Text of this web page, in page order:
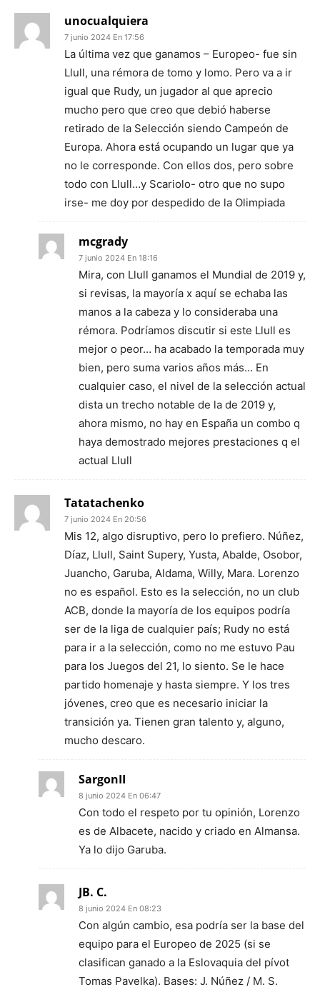
unocualquiera
7 junio 2024 En 17:56
La última vez que ganamos – Europeo- fue sin
Llull, una rémora de tomo y lomo. Pero va a ir
igual que Rudy, un jugador al que aprecio
mucho pero que creo que debió haberse
retirado de la Selección siendo Campeón de
Europa. Ahora está ocupando un lugar que ya
no le corresponde. Con ellos dos, pero sobre
todo con Llull…y Scariolo- otro que no supo
irse- me doy por despedido de la Olimpiada
mcgrady
7 junio 2024 En 18:16
Mira, con Llull ganamos el Mundial de 2019 y,
si revisas, la mayoría x aquí se echaba las
manos a la cabeza y lo consideraba una
rémora. Podríamos discutir si este Llull es
mejor o peor… ha acabado la temporada muy
bien, pero suma varios años más… En
cualquier caso, el nivel de la selección actual
dista un trecho notable de la de 2019 y,
ahora mismo, no hay en España un combo q
haya demostrado mejores prestaciones q el
actual Llull
Tatatachenko
7 junio 2024 En 20:56
Mis 12, algo disruptivo, pero lo prefiero. Núñez,
Díaz, Llull, Saint Supery, Yusta, Abalde, Osobor,
Juancho, Garuba, Aldama, Willy, Mara. Lorenzo
no es español. Esto es la selección, no un club
ACB, donde la mayoría de los equipos podría
ser de la liga de cualquier país; Rudy no está
para ir a la selección, como no me estuvo Pau
para los Juegos del 21, lo siento. Se le hace
partido homenaje y hasta siempre. Y los tres
jóvenes, creo que es necesario iniciar la
transición ya. Tienen gran talento y, alguno,
mucho descaro.
SargonII
8 junio 2024 En 06:47
Con todo el respeto por tu opinión, Lorenzo
es de Albacete, nacido y criado en Almansa.
Ya lo dijo Garuba.
JB. C.
8 junio 2024 En 08:23
Con algún cambio, esa podría ser la base del
equipo para el Europeo de 2025 (si se
clasifican ganado a la Eslovaquia del pívot
Tomas Pavelka). Bases: J. Núñez / M. S.